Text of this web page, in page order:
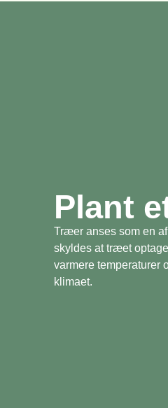
Plant
Træer anses som en
skyldes at træet
varmere temperaturer
klimaet.